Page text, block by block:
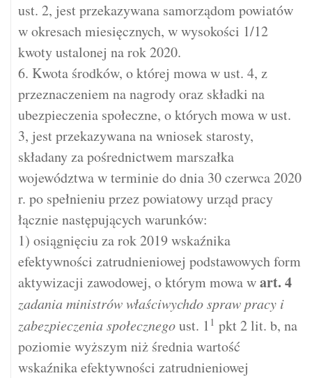
ust. 2, jest przekazywana samorządom powiatów
w okresach miesięcznych, w wysokości 1/12
kwoty ustalonej na rok 2020.
6. Kwota środków, o której mowa w ust. 4, z
przeznaczeniem na nagrody oraz składki na
ubezpieczenia społeczne, o których mowa w ust.
3, jest przekazywana na wniosek starosty,
składany za pośrednictwem marszałka
województwa w terminie do dnia 30 czerwca 2020
r. po spełnieniu przez powiatowy urząd pracy
łącznie następujących warunków:
1) osiągnięciu za rok 2019 wskaźnika
efektywności zatrudnieniowej podstawowych form
aktywizacji zawodowej, o którym mowa wart. 4
zadania ministrów właściwychdo spraw pracy i
zabezpieczenia społecznegoust. 1 1 pkt 2 lit. b, na
poziomie wyższym niż średnia wartość
wskaźnika efektywności zatrudnieniowej